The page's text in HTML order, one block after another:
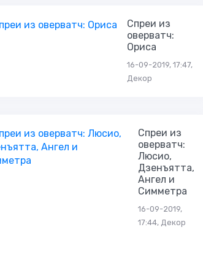
Спреи из
оверватч:
Ориса
16-09-2019, 17:47,
Декор
Спреи из
оверватч:
Люсио,
Дзенъятта,
Ангел и
Симметра
16-09-2019,
17:44, Декор